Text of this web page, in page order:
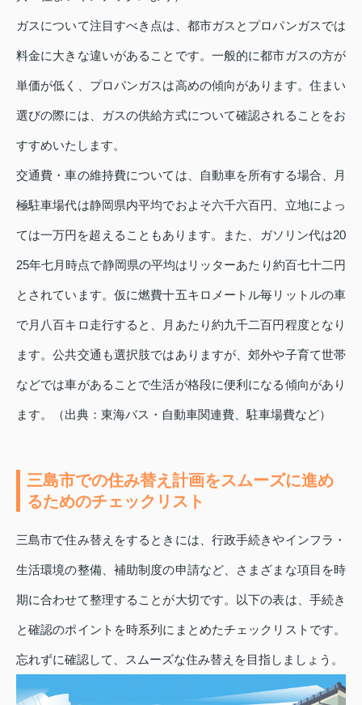
ガスについて注目すべき点は、都市ガスとプロパンガスでは
料金に大きな違いがあることです。一般的に都市ガスの方が
単価が低く、プロパンガスは高めの傾向があります。住まい
選びの際には、ガスの供給方式について確認されることをお
すすめいたします。
交通費・車の維持費については、自動車を所有する場合、月
極駐車場代は静岡県内平均でおよそ六千六百円、立地によっ
ては一万円を超えることもあります。また、ガソリン代は20
25年七月時点で静岡県の平均はリッターあたり約百七十二円
とされています。仮に燃費十五キロメートル毎リットルの車
で月八百キロ走行すると、月あたり約九千二百円程度となり
ます。公共交通も選択肢ではありますが、郊外や子育て世帯
などでは車があることで生活が格段に便利になる傾向があり
ます。（出典：東海バス・自動車関連費、駐車場費など）
三島市での住み替え計画をスムーズに進め
るためのチェックリスト
三島市で住み替えをするときには、行政手続きやインフラ・
生活環境の整備、補助制度の申請など、さまざまな項目を時
期に合わせて整理することが大切です。以下の表は、手続き
と確認のポイントを時系列にまとめたチェックリストです。
忘れずに確認して、スムーズな住み替えを目指しましょう。